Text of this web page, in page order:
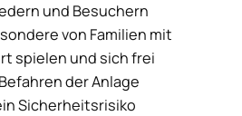
und Besuchern
von Familien mit
spielen und sich frei
der Anlage
Sicherheitsrisiko